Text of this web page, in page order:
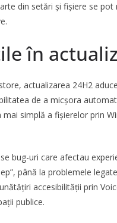
din setări și fișiere se
în
actualizarea 24H2
de a micșora
simplă a fișierelor prin
bug-uri care afectau
până la problemele
accesibilității prin
publice.